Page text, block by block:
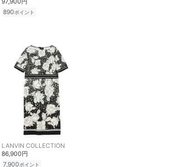
890ポイント
LANVIN COLLECTION
86,900円
7,900ポイント